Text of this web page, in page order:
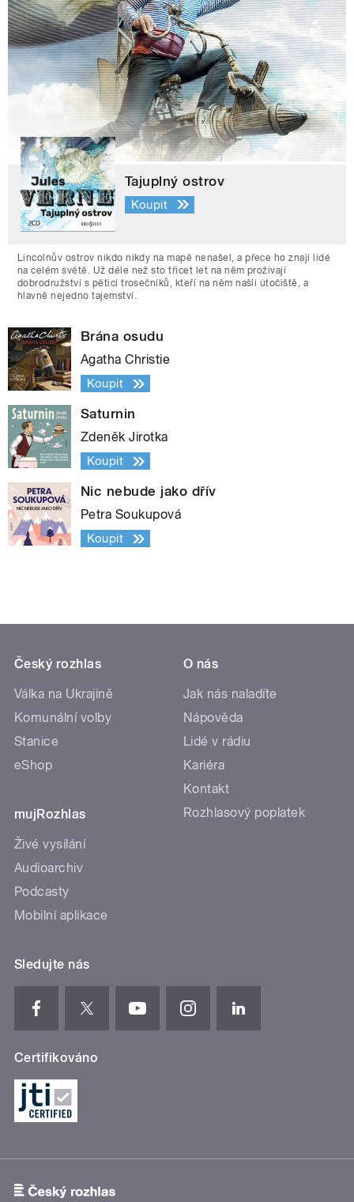
Tajuplný ostrov
Koupit
Lincolnův ostrov nikdo nikdy na mapě nenašel, a přece ho znají lidé
na celém světě. Už déle než sto třicet let na něm prožívají
dobrodružství s pěticí trosečníků, kteří na něm našli útočiště, a
hlavně nejedno tajemství.
Brána osudu
Agatha Christie
Koupit
Saturnin
Zdeněk Jirotka
Koupit
Nic nebude jako dřív
Petra Soukupová
Koupit
Český rozhlas
Válka na Ukrajině
Komunální volby
Stanice
eShop
mujRozhlas
Živé vysílání
Audioarchiv
Podcasty
Mobilní aplikace
O nás
Jak nás naladíte
Nápověda
Lidé v rádiu
Kariéra
Kontakt
Rozhlasový poplatek
Sledujte nás
Certifikováno